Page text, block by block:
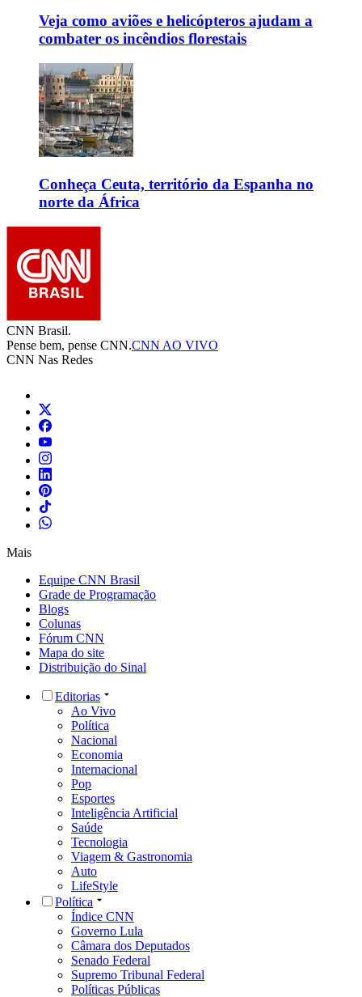
Veja como aviões e helicópteros ajudam a
combater os incêndios florestais
Conheça Ceuta, território da Espanha no
norte da África
CNN Brasil.
Pense bem, pense CNN.CNN AO VIVO
CNN Nas Redes
Mais
Equipe CNN Brasil
Grade de Programação
Blogs
Colunas
Fórum CNN
Mapa do site
Distribuição do Sinal
Editorias
Ao Vivo
Política
Nacional
Economia
Internacional
Pop
Esportes
Inteligência Artificial
Saúde
Tecnologia
Viagem & Gastronomia
Auto
LifeStyle
Política
Índice CNN
Governo Lula
Câmara dos Deputados
Senado Federal
Supremo Tribunal Federal
Políticas Públicas